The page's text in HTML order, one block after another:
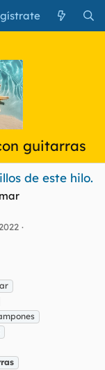
guitarras
de este hilo.